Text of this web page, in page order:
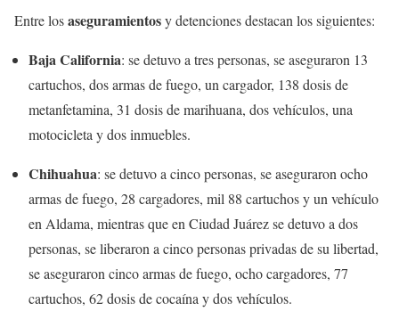
Entre losaseguramientosy detenciones destacan los siguientes:
Baja California: se detuvo a tres personas, se aseguraron 13
cartuchos, dos armas de fuego, un cargador, 138 dosis de
metanfetamina, 31 dosis de marihuana, dos vehículos, una
motocicleta y dos inmuebles.
Chihuahua: se detuvo a cinco personas, se aseguraron ocho
armas de fuego, 28 cargadores, mil 88 cartuchos y un vehículo
en Aldama, mientras que en Ciudad Juárez se detuvo a dos
personas, se liberaron a cinco personas privadas de su libertad,
se aseguraron cinco armas de fuego, ocho cargadores, 77
cartuchos, 62 dosis de cocaína y dos vehículos.